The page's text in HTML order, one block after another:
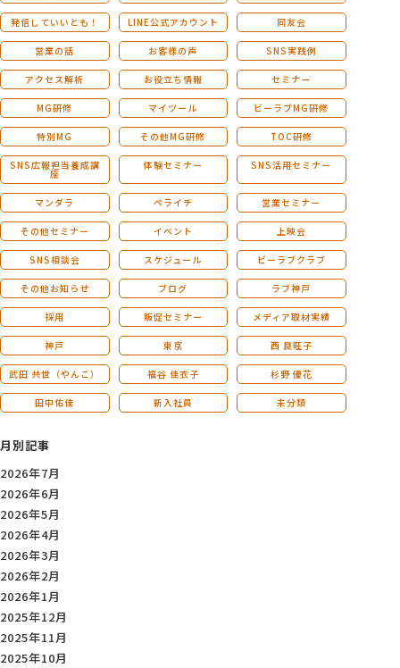
発信していいとも！ LINE公式アカウント 同友会
営業の話 お客様の声 SNS実践例
アクセス解析 お役立ち情報 セミナー
MG研修 マイツール ビーラブMG研修
特別MG その他MG研修 TOC研修
SNS広報担当養成講
座
体験セミナー SNS活用セミナー
マンダラ ペライチ 営業セミナー
その他セミナー イベント 上映会
SNS相談会 スケジュール ビーラブクラブ
その他お知らせ ブログ ラブ神戸
採用 販促セミナー メディア取材実績
神戸 東京 西 良旺子
武田 共世（やんこ） 福谷 佳衣子 杉野 優花
田中佑佳 新入社員 未分類
月別記事
2026年7月
2026年6月
2026年5月
2026年4月
2026年3月
2026年2月
2026年1月
2025年12月
2025年11月
2025年10月